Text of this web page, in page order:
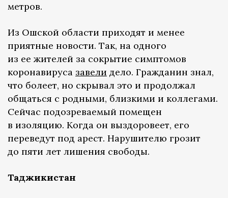
метров.
Из Ошской области приходят и менее
приятные новости. Так, на одного
из ее жителей за сокрытие симптомов
коронавируса завели дело. Гражданин знал,
что болеет, но скрывал это и продолжал
общаться с родными, близкими и коллегами.
Сейчас подозреваемый помещен
в изоляцию. Когда он выздоровеет, его
переведут под арест. Нарушителю грозит
до пяти лет лишения свободы.
Таджикистан